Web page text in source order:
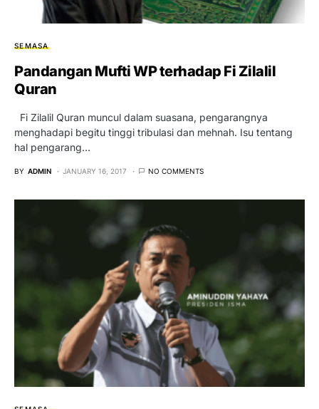
SEMASA
Pandangan Mufti WP terhadap Fi Zilalil
Quran
Fi Zilalil Quran muncul dalam suasana, pengarangnya
menghadapi begitu tinggi tribulasi dan mehnah. Isu tentang
hal pengarang…
BY ADMIN JANUARY 16, 2017 NO COMMENTS